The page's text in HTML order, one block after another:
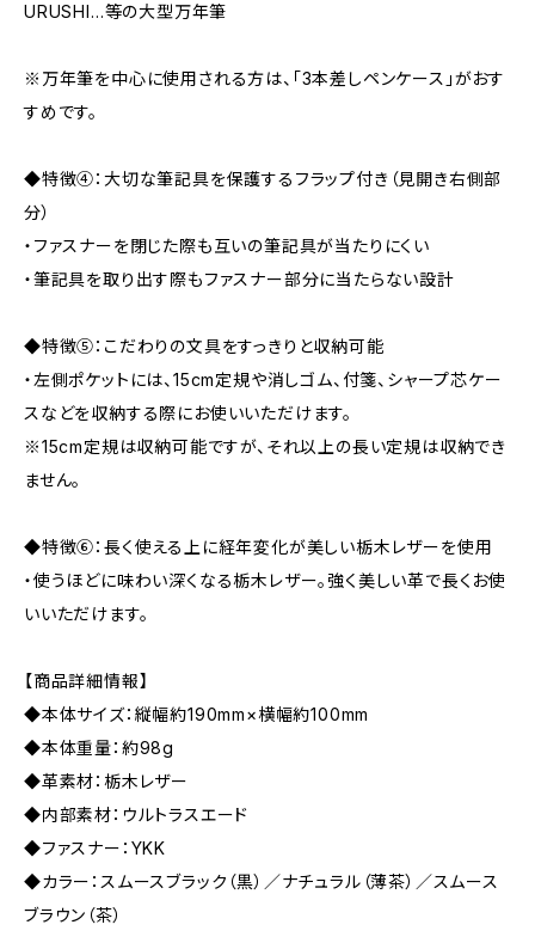
URUSHI…等の大型万年筆
※万年筆を中心に使用される方は、「3本差しペンケース」がおす
すめです。
◆特徴④：大切な筆記具を保護するフラップ付き（見開き右側部
分）
・ファスナーを閉じた際も互いの筆記具が当たりにくい
・筆記具を取り出す際もファスナー部分に当たらない設計
◆特徴⑤：こだわりの文具をすっきりと収納可能
・左側ポケットには、15cm定規や消しゴム、付箋、シャープ芯ケー
スなどを収納する際にお使いいただけます。
※15cm定規は収納可能ですが、それ以上の長い定規は収納でき
ません。
◆特徴⑥：長く使える上に経年変化が美しい栃木レザーを使用
・使うほどに味わい深くなる栃木レザー。強く美しい革で長くお使
いいただけます。
【商品詳細情報】
◆本体サイズ：縦幅約190mm×横幅約100mm
◆本体重量：約98g
◆革素材：栃木レザー
◆内部素材：ウルトラスエード
◆ファスナー：YKK
◆カラー：スムースブラック（黒）／ナチュラル（薄茶）／スムース
ブラウン（茶）